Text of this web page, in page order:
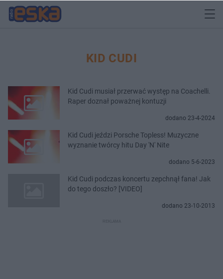
KID CUDI
Kid Cudi musiał przerwać występ na Coachelli.
Raper doznał poważnej kontuzji
dodano 23-4-2024
Kid Cudi jeździ Porsche Topless! Muzyczne
wyznanie twórcy hitu Day 'N' Nite
dodano 5-6-2023
Kid Cudi podczas koncertu zepchnął fana! Jak
do tego doszło? [VIDEO]
dodano 23-10-2013